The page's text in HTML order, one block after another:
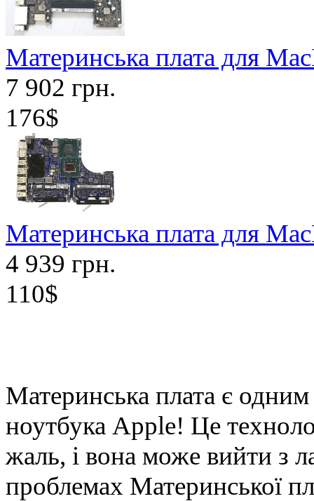
Материнська плата для
7 902 грн.
176$
Материнська плата для
4 939 грн.
110$
Материнська плата є
ноутбука Apple! Це
жаль, і вона може вийти з
проблемах Материнської